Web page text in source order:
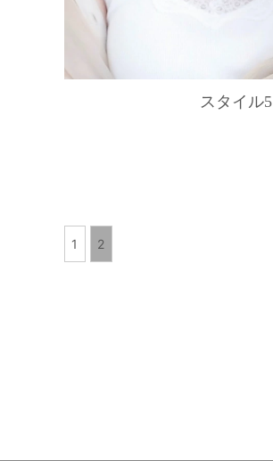
スタイル5
1 2